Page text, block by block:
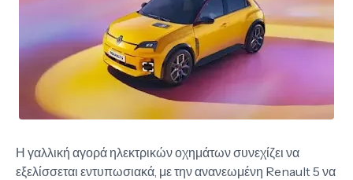
Η γαλλική αγορά ηλεκτρικών οχημάτων συνεχίζει να
εξελίσσεται εντυπωσιακά, με την ανανεωμένη Renault 5 να